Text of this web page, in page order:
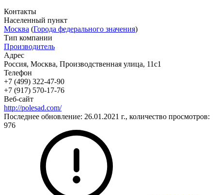
Контакты
Населенный пункт
Москва (Города федерального значения)
Тип компании
Производитель
Адрес
Россия, Москва, Производственная улица, 11с1
Телефон
+7 (499) 322-47-90
+7 (917) 570-17-76
Веб-сайт
http://polesad.com/
Последнее обновление: 26.01.2021 г., количество просмотров:
976